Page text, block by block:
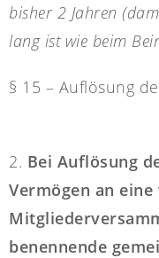
bisher 2 Jahren
lang ist wie beim
§ 15 – Auflösung
2. Bei Auflösung
Vermögen an
benennende